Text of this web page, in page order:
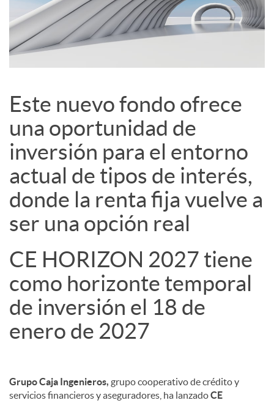
c
i
a
l
e
s
Este nuevo fondo ofrece
una oportunidad de
inversión para el entorno
actual de tipos de interés,
donde la renta fija vuelve a
ser una opción real
CE HORIZON 2027 tiene
como horizonte temporal
de inversión el 18 de
enero de 2027
Grupo Caja Ingenieros, grupo cooperativo de crédito y
servicios financieros y aseguradores, ha lanzadoCE